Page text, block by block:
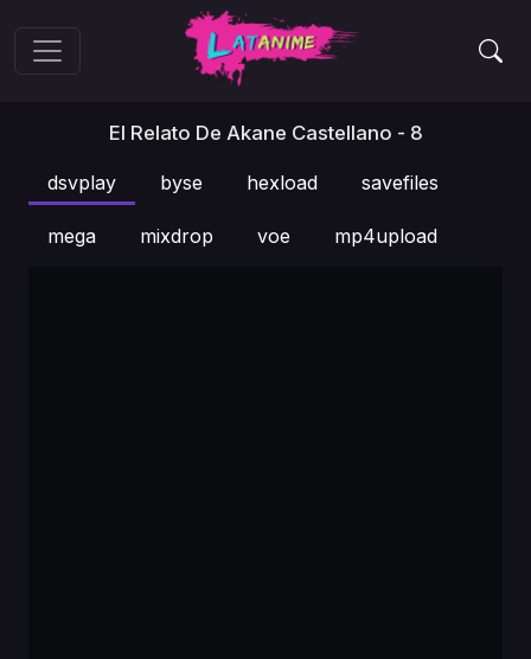
El Relato De Akane Castellano - 8
dsvplay byse hexload savefiles
mega mixdrop voe mp4upload